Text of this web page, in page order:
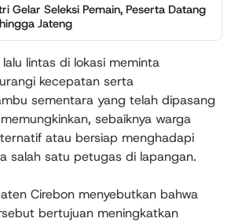
Gelar Seleksi Pemain, Peserta Datang
Jateng
lintas di lokasi meminta
kecepatan serta
sementara yang telah dipasang
sebaiknya warga
atau bersiap menghadapi
salah satu petugas di lapangan.
Cirebon menyebutkan bahwa
bertujuan meningkatkan